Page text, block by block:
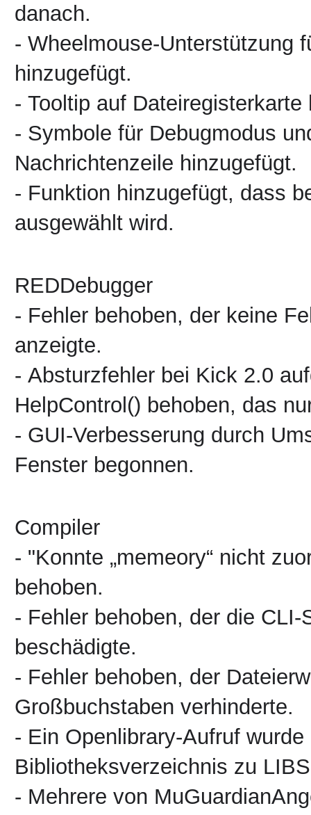
danach.
- Wheelmouse-Unterstützung
hinzugefügt.
- Tooltip auf
- Symbole für Debugmodus
Nachrichtenzeile hinzugefügt.
- Funktion hinzugefügt, dass
ausgewählt wird.
REDDebugger
- Fehler behoben, der keine
anzeigte.
- Absturzfehler bei Kick 2.0
HelpControl() behoben, das
- GUI-Verbesserung durch
Fenster begonnen.
Compiler
- "Konnte „memeory“ nicht
behoben.
- Fehler behoben, der die
beschädigte.
- Fehler behoben, der
Großbuchstaben verhinderte.
- Ein Openlibrary-Aufruf
Bibliotheksverzeichnis zu
- Mehrere von